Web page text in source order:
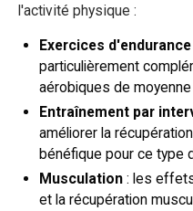
l'activité physique :
Exercices d'endurance
particulièrement
aérobiques de
Entraînement par
améliorer la
bénéfique pour ce type
Musculation : les
et la récupération